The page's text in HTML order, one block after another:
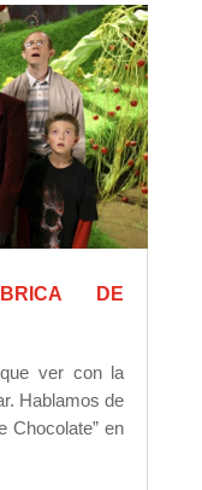
DE
ver con la
Hablamos de
Chocolate” en